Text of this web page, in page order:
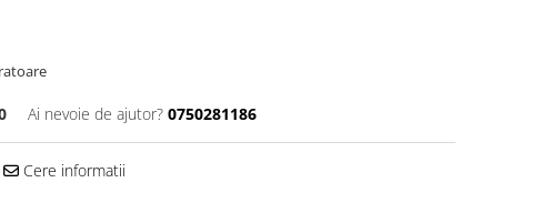
Ai nevoie de ajutor? 0750281186
Cere informatii